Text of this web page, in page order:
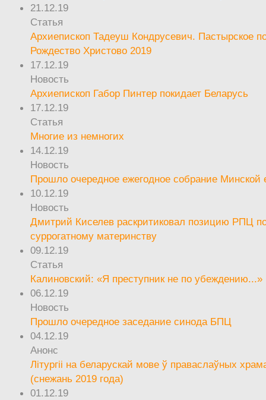
21.12.19
Статья
Архиепископ Тадеуш Кондрусевич. Пастырское
Рождество Христово 2019
17.12.19
Новость
Архиепископ Габор Пинтер покидает Беларусь
17.12.19
Статья
Многие из немногих
14.12.19
Новость
Прошло очередное ежегодное собрание
10.12.19
Новость
Дмитрий Киселев раскритиковал позицию РПЦ
суррогатному материнству
09.12.19
Статья
Калиновский: «Я преступник не по убеждению...»
06.12.19
Новость
Прошло очередное заседание синода БПЦ
04.12.19
Анонс
Літургіі на беларускай мове ў праваслаўных
(снежань 2019 года)
01.12.19